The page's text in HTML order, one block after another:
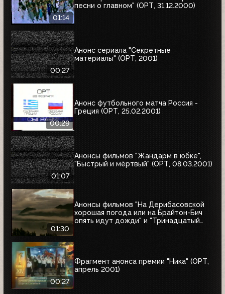
01:14
песни о главном" (ОРТ, 31.12.2000)
00:27
Анонс сериала "Секретные
материалы" (ОРТ, 2001)
00:29
Анонс футбольного матча Россия -
Греция (ОРТ, 25.02.2001)
01:07
Анонсы фильмов "Жандарм в юбке",
"Быстрый и мёртвый" (ОРТ, 08.03.2001)
01:30
Анонсы фильмов "На Дерибасовской
хорошая погода или на Брайтон-Бич
опять идут дожди" и "Тринадцатый
00:27
Фрагмент анонса премии "Ника" (ОРТ,
апрель 2001)